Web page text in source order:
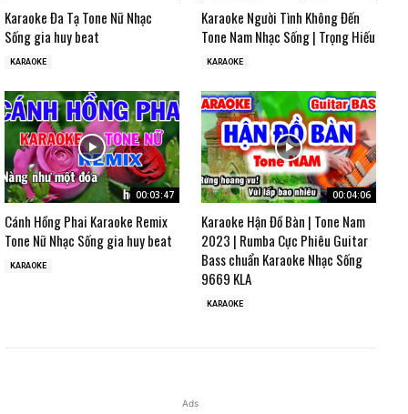
Karaoke Đa Tạ Tone Nữ Nhạc
Sống gia huy beat
KARAOKE
Karaoke Người Tình Không Đến
Tone Nam Nhạc Sống | Trọng Hiếu
KARAOKE
00:03:47
Cánh Hồng Phai Karaoke Remix
Tone Nữ Nhạc Sống gia huy beat
KARAOKE
00:04:06
Karaoke Hận Đồ Bàn | Tone Nam
2023 | Rumba Cực Phiêu Guitar
Bass chuẩn Karaoke Nhạc Sống
9669 KLA
KARAOKE
Ads